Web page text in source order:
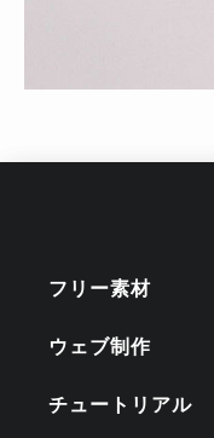
フリー素材
ウェブ制作
チュートリアル